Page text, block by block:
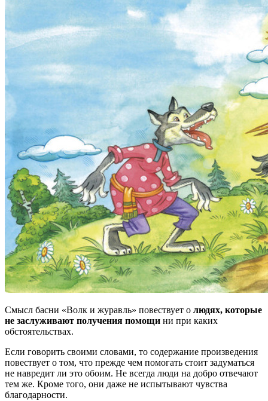
Смысл басни «Волк и журавль» повествует о людях, которые
не заслуживают получения помощи ни при каких
обстоятельствах.
Если говорить своими словами, то содержание произведения
повествует о том, что прежде чем помогать стоит задуматься
не навредит ли это обоим. Не всегда люди на добро отвечают
тем же. Кроме того, они даже не испытывают чувства
благодарности.